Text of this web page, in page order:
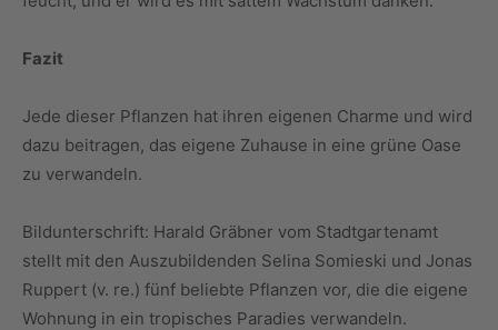
Fazit
Jede dieser Pflanzen hat ihren eigenen Charme und wird
dazu beitragen, das eigene Zuhause in eine grüne Oase
zu verwandeln.
Bildunterschrift: Harald Gräbner vom Stadtgartenamt
stellt mit den Auszubildenden Selina Somieski und Jonas
Ruppert (v. re.) fünf beliebte Pflanzen vor, die die eigene
Wohnung in ein tropisches Paradies verwandeln.